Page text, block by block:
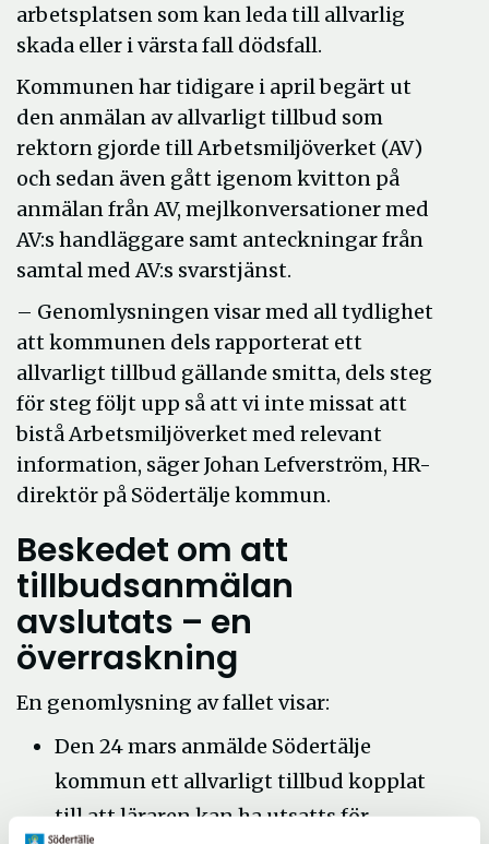
arbetsplatsen som kan leda till allvarlig
skada eller i värsta fall dödsfall.
Kommunen har tidigare i april begärt ut
den anmälan av allvarligt tillbud som
rektorn gjorde till Arbetsmiljöverket (AV)
och sedan även gått igenom kvitton på
anmälan från AV, mejlkonversationer med
AV:s handläggare samt anteckningar från
samtal med AV:s svarstjänst.
– Genomlysningen visar med all tydlighet
att kommunen dels rapporterat ett
allvarligt tillbud gällande smitta, dels steg
för steg följt upp så att vi inte missat att
bistå Arbetsmiljöverket med relevant
information, säger Johan Lefverström, HR-
direktör på Södertälje kommun.
Beskedet om att
tillbudsanmälan
avslutats – en
överraskning
En genomlysning av fallet visar:
Den 24 mars anmälde Södertälje
kommun ett allvarligt tillbud kopplat
till att läraren kan ha utsatts för